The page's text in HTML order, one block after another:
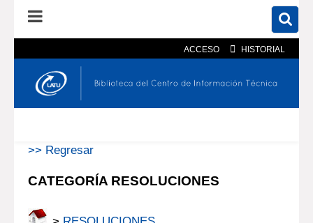
ACCESO HISTORIAL
En el catálogo En el sitio
>> Regresar
CATEGORÍA RESOLUCIONES